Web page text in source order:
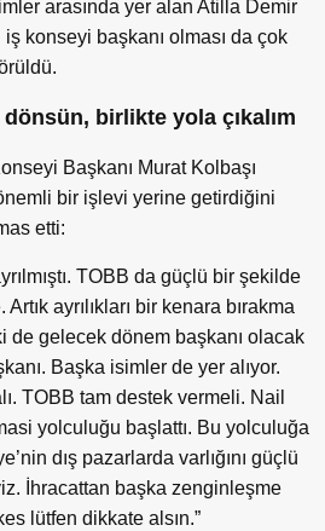
arasında yer alan Atilla Demir
konseyi başkanı olması da çok
dönsün, birlikte yola çıkalım
Başkanı Murat Kolbaşı
bir işlevi yerine getirdiğini
etti:
TOBB da güçlü bir şekilde
ayrılıkları bir kenara bırakma
de gelecek dönem başkanı olacak
Başka isimler de yer alıyor.
TOBB tam destek vermeli. Nail
yolculuğu başlattı. Bu yolculuğa
dış pazarlarda varlığını güçlü
İhracattan başka zenginleşme
lütfen dikkate alsın.”